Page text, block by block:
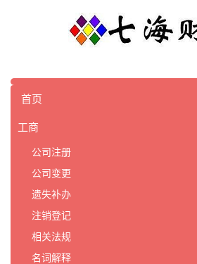
首页
工商
公司注册
公司变更
遗失补办
注销登记
相关法规
名词解释